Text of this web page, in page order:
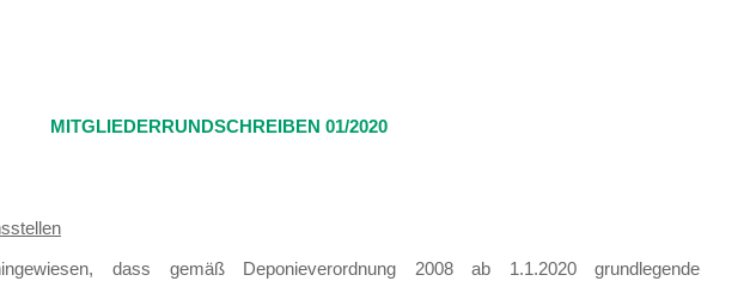
MITGLIEDERRUNDSCHREIBEN 01/2020
dass gemäß Deponieverordnung 2008 ab 1.1.2020 grundlegende